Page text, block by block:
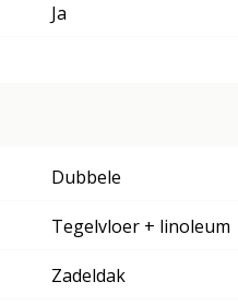
Ja
Dubbele
Tegelvloer + linoleum
Zadeldak